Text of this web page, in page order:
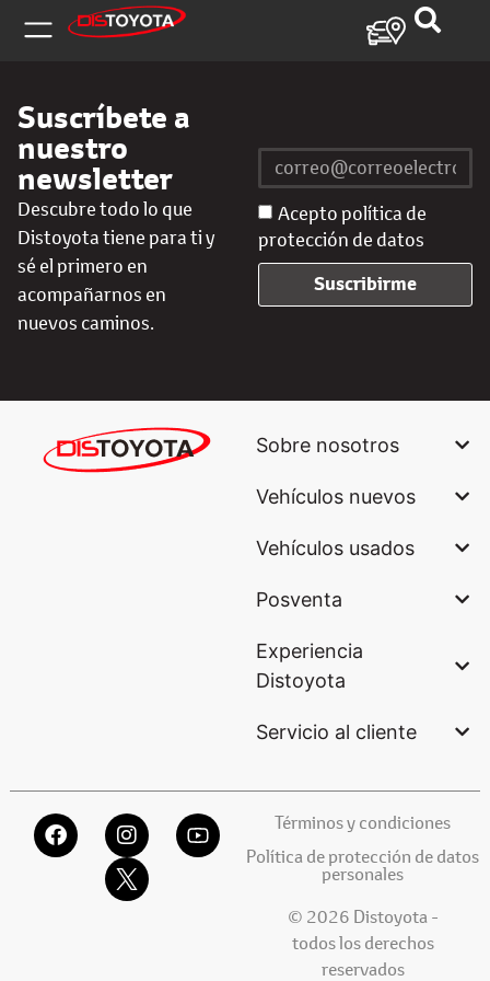
Suscríbete a
nuestro
newsletter
Descubre todo lo que
Distoyota tiene para ti y
sé el primero en
acompañarnos en
nuevos caminos.
Acepto política de
protección de datos
Suscribirme
Sobre nosotros
Vehículos nuevos
Vehículos usados
Posventa
Experiencia
Distoyota
Servicio al cliente
Términos y condiciones
Política de protección de datos
personales
© 2026 Distoyota -
todos los derechos
reservados